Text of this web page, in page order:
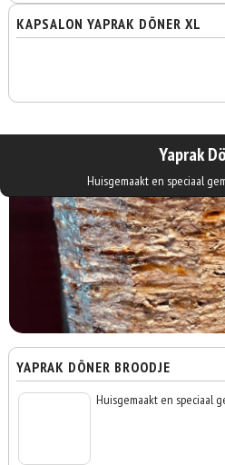
KAPSALON YAPRAK DÖNER XL
Yaprak
Huisgemaakt en speciaal
YAPRAK DÖNER BROODJE
Huisgemaakt en speciaal